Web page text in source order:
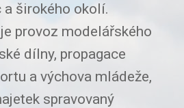
a širokého okolí.
provoz modelářského
dílny, propagace
a výchova mládeže,
spravovaný